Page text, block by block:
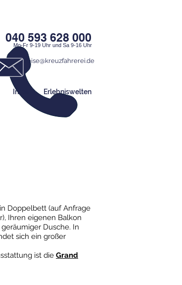
040 593 628 000
Mo-Fr 9-19 Uhr und Sa 9-16 Uhr
traumreise@kreuzfahrerei.de
Infos Erlebniswelten
Doppelbett (auf Anfrage
Ihren eigenen Balkon
Dusche. In
sich ein großer
ist die Grand